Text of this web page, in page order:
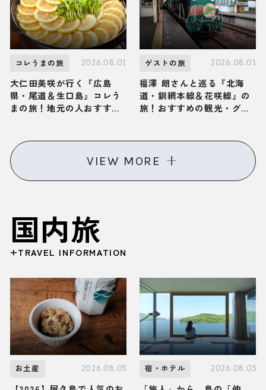
コレうまの旅 2026.08.01
大仁田美咲が行く『広島
県・尾道＆生口島』コレう
まの旅！地元の人おすすめ
ゲストの旅 2026.08.01
福澤 朗さんと巡る『北海
道・釧網本線＆花咲線』の
旅！おすすめの観光・グル
VIEW MORE
国内旅
+TRAVEL INFORMATION
お土産 2026.08.05 宿・ホテル 2026.08.05